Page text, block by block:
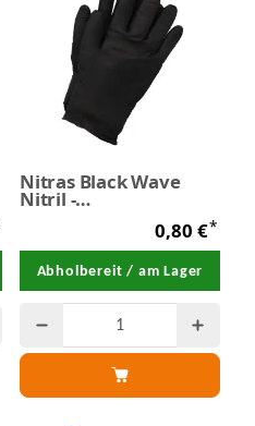
Nitras Black Wave
Nitril -
0,80 €*
Abholbereit / am Lager